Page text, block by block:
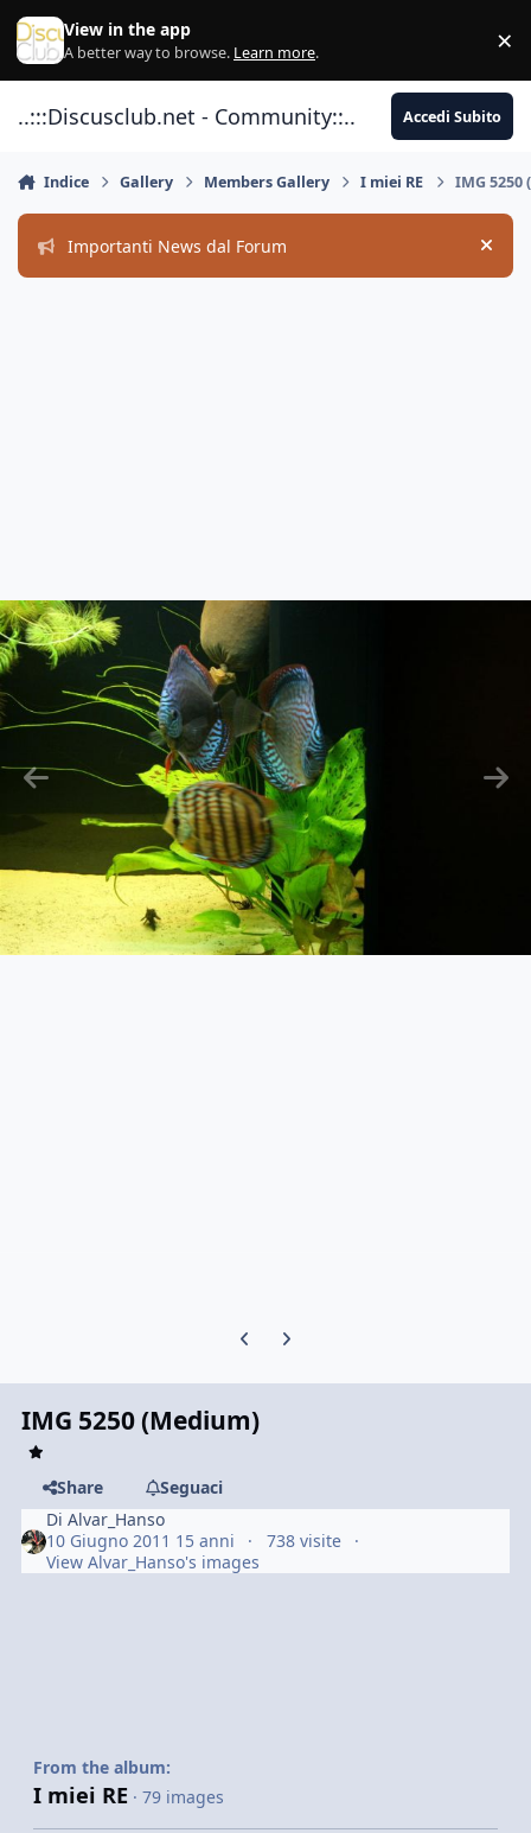
Vai al contenuto
View in the app
A better way to browse. Learn more. ×
..:::Discusclub.net - Community::.. Accedi Subito
Indice Gallery Members Gallery I miei RE IMG 5250
Importanti News dal Forum Hide
Previous carousel slide
Next carousel slide
IMG 5250 (Medium)
Share
Seguaci
DiAlvar_Hanso
10 Giugno 2011 15 anni
738 visite
View Alvar_Hanso's images
From the album:
I miei RE · 79 images